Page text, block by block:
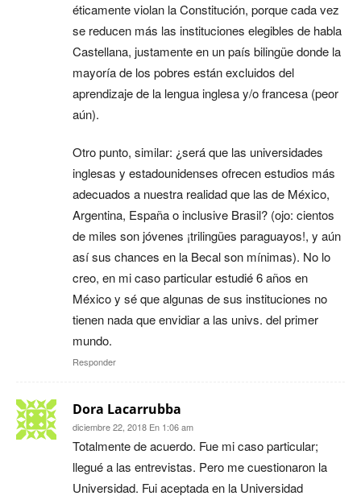
éticamente violan la Constitución, porque cada vez
se reducen más las instituciones elegibles de habla
Castellana, justamente en un país bilingüe donde la
mayoría de los pobres están excluidos del
aprendizaje de la lengua inglesa y/o francesa (peor
aún).
Otro punto, similar: ¿será que las universidades
inglesas y estadounidenses ofrecen estudios más
adecuados a nuestra realidad que las de México,
Argentina, España o inclusive Brasil? (ojo: cientos
de miles son jóvenes ¡trilingües paraguayos!, y aún
así sus chances en la Becal son mínimas). No lo
creo, en mi caso particular estudié 6 años en
México y sé que algunas de sus instituciones no
tienen nada que envidiar a las univs. del primer
mundo.
Responder
Dora Lacarrubba
diciembre 22, 2018 En 1:06 am
Totalmente de acuerdo. Fue mi caso particular;
llegué a las entrevistas. Pero me cuestionaron la
Universidad. Fui aceptada en la Universidad